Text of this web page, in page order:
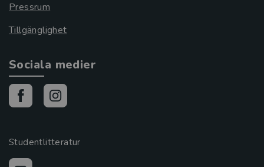
Pressrum
Tillgänglighet
Sociala medier
Studentlitteratur